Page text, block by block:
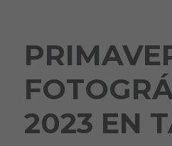
2023 EN